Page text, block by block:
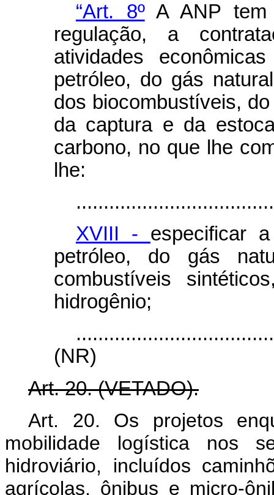
“Art. 8ºA ANP tem
regulação, a
atividades
petróleo, do gás
dos biocombustíveis,
da captura e da
carbono, no que lhe
lhe:
XVIII - especificar
petróleo, do gás
combustíveis
hidrogênio;
(NR)
Art. 20. (VETADO).
Art. 20. Os projetos
mobilidade logística nos
hidroviário, incluídos
agrícolas, ônibus e micro-